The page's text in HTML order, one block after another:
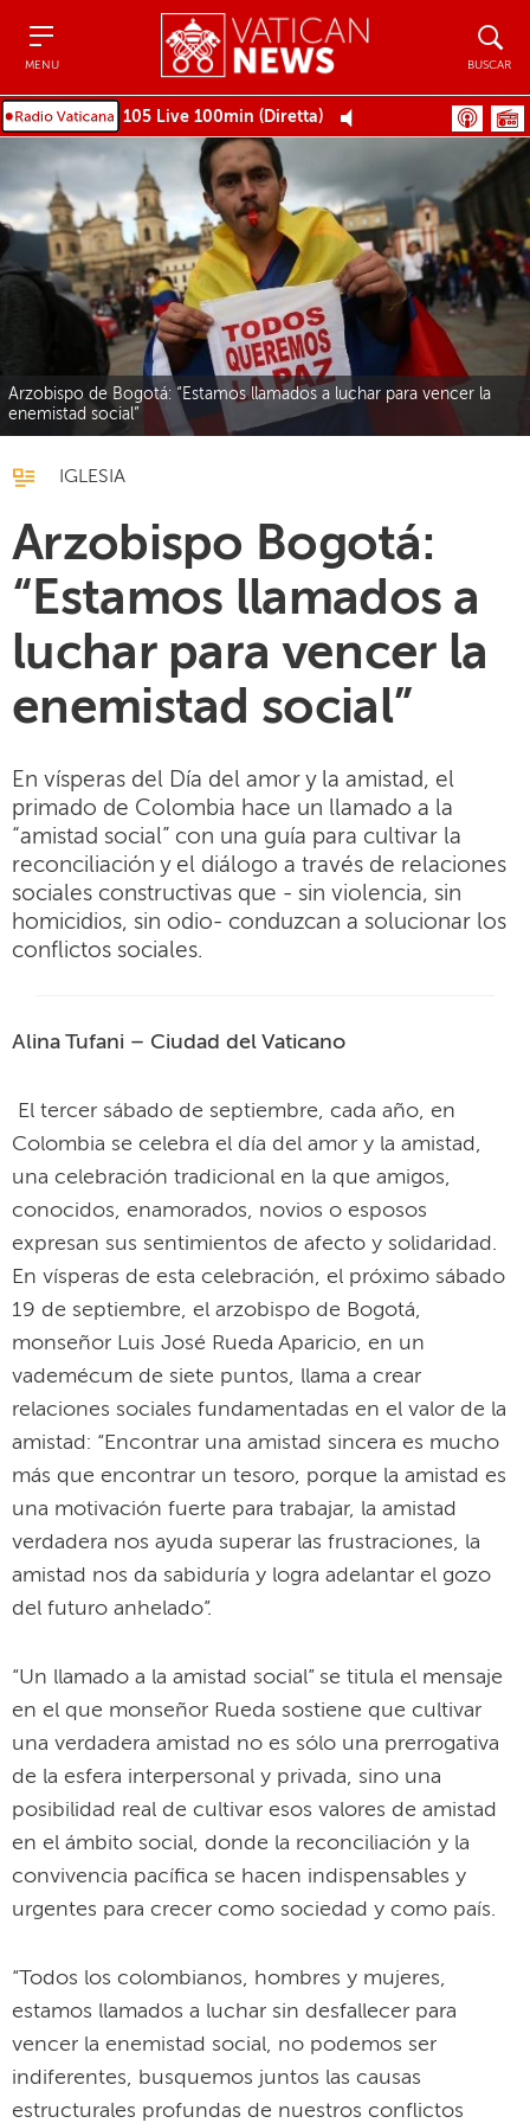
MENU BUSCAR
105 Live 100min (Diretta)
Arzobispo de Bogotá: “Estamos llamados a luchar para vencer la
enemistad social”
IGLESIA
Arzobispo Bogotá:
“Estamos llamados a
luchar para vencer la
enemistad social”
En vísperas del Día del amor y la amistad, el
primado de Colombia hace un llamado a la
“amistad social” con una guía para cultivar la
reconciliación y el diálogo a través de relaciones
sociales constructivas que - sin violencia, sin
homicidios, sin odio- conduzcan a solucionar los
conflictos sociales.
Alina Tufani – Ciudad del Vaticano
El tercer sábado de septiembre, cada año, en
Colombia se celebra el día del amor y la amistad,
una celebración tradicional en la que amigos,
conocidos, enamorados, novios o esposos
expresan sus sentimientos de afecto y solidaridad.
En vísperas de esta celebración, el próximo sábado
19 de septiembre, el arzobispo de Bogotá,
monseñor Luis José Rueda Aparicio, en un
vademécum de siete puntos, llama a crear
relaciones sociales fundamentadas en el valor de la
amistad: “Encontrar una amistad sincera es mucho
más que encontrar un tesoro, porque la amistad es
una motivación fuerte para trabajar, la amistad
verdadera nos ayuda superar las frustraciones, la
amistad nos da sabiduría y logra adelantar el gozo
del futuro anhelado”.
“Un llamado a la amistad social” se titula el mensaje
en el que monseñor Rueda sostiene que cultivar
una verdadera amistad no es sólo una prerrogativa
de la esfera interpersonal y privada, sino una
posibilidad real de cultivar esos valores de amistad
en el ámbito social, donde la reconciliación y la
convivencia pacífica se hacen indispensables y
urgentes para crecer como sociedad y como país.
“Todos los colombianos, hombres y mujeres,
estamos llamados a luchar sin desfallecer para
vencer la enemistad social, no podemos ser
indiferentes, busquemos juntos las causas
estructurales profundas de nuestros conflictos